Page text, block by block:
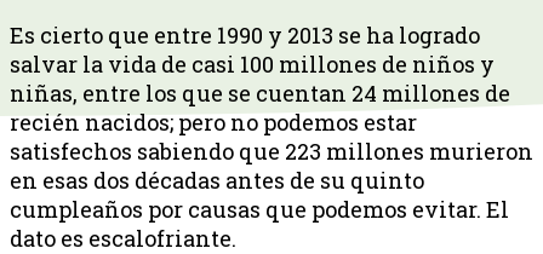
Es cierto que entre 1990 y 2013 se ha logrado
salvar la vida de casi 100 millones de niños y
niñas, entre los que se cuentan 24 millones de
recién nacidos; pero no podemos estar
satisfechos sabiendo que 223 millones murieron
en esas dos décadas antes de su quinto
cumpleaños por causas que podemos evitar. El
dato es escalofriante.